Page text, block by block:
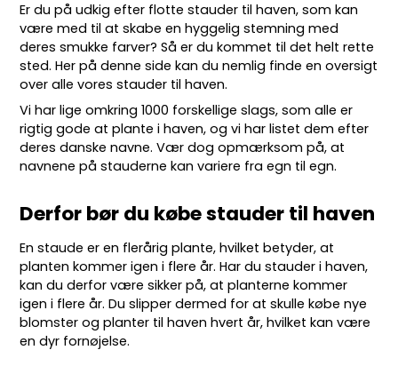
Er du på udkig efter flottestauder til haven, som kan
være med til at skabe en hyggelig stemning med
deres smukke farver? Så er du kommet til det helt rette
sted. Her på denne side kan du nemlig finde en oversigt
over alle vores stauder til haven.
Vi har lige omkring 1000 forskellige slags, som alle er
rigtig gode at plante i haven, og vi har listet dem efter
deres danske navne. Vær dog opmærksom på, at
navnene på stauderne kan variere fra egn til egn.
Derfor bør du købe stauder til haven
En staude er en flerårig plante, hvilket betyder, at
planten kommer igen i flere år. Har du stauder i haven,
kan du derfor være sikker på, at planterne kommer
igen i flere år. Du slipper dermed for at skulle købe nye
blomster og planter til haven hvert år, hvilket kan være
en dyr fornøjelse.